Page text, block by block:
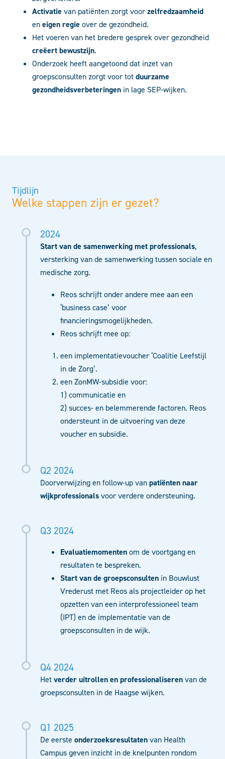
Activatie van patiënten zorgt voorzelfredzaamheid
eneigen regie over de gezondheid.
Het voeren van het bredere gesprek over gezondheid
creëertbewustzijn.
Onderzoek heeft aangetoond dat inzet van
groepsconsulten zorgt voor totduurzame
gezondheidsverbeteringen in lage SEP-wijken.
Tijdlijn
Welke stappen zijn er gezet?
2024
Start van de samenwerking met professionals,
versterking van de samenwerking tussen sociale en
medische zorg.
Reos schrijft onder andere mee aan een
‘business case’ voor
financieringsmogelijkheden.
Reos schrijft mee op:
een implementatievoucher ‘Coalitie Leefstijl
in de Zorg’.
een ZonMW-subsidie voor:
1) communicatie en
2) succes- en belemmerende factoren. Reos
ondersteunt in de uitvoering van deze
voucher en subsidie.
Q2 2024
Doorverwijzing en follow-up vanpatiënten naar
wijkprofessionalsvoor verdere ondersteuning.
Q3 2024
Evaluatiemomentenom de voortgang en
resultaten te bespreken.
Start van de groepsconsulten in Bouwlust
Vrederust met Reos als projectleider op het
opzetten van een interprofessioneel team
(IPT) en de implementatie van de
groepsconsulten in de wijk.
Q4 2024
Hetverderuitrollen en professionaliserenvan de
groepsconsulten in de Haagse wijken.
Q1 2025
De eerste onderzoeksresultatenvan Health
Campus geven inzicht in de knelpunten rondom